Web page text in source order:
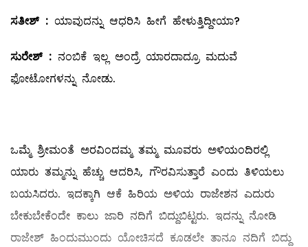
ಸತೀಶ್‌ : ಯಾವುದನ್ನು ಆಧರಿಸಿ ಹೀಗೆ ಹೇಳುತ್ತಿದ್ದೀಯಾ?
ಸುರೇಶ್‌ : ನಂಬಿಕೆ ಇಲ್ಲ ಅಂದ್ರೆ ಯಾರದಾದ್ರೂ ಮದುವೆ
ಫೋಟೋಗಳನ್ನು ನೋಡು.
ಒಮ್ಮೆ ಶ್ರೀಮಂತೆ ಅರವಿಂದಮ್ಮ ತಮ್ಮ ಮೂವರು ಅಳಿಯಂದಿರಲ್ಲಿ
ಯಾರು ತಮ್ಮನ್ನು ಹೆಚ್ಚು ಆದರಿಸಿ, ಗೌರವಿಸುತ್ತಾರೆ ಎಂದು ತಿಳಿಯಲು
ಬಯಸಿದರು. ಇದಕ್ಕಾಗಿ ಆಕೆ ಹಿರಿಯ ಅಳಿಯ ರಾಜೇಶನ ಎದುರು
ಬೇಕುಬೇಕೆಂದೇ ಕಾಲು ಜಾರಿ ನದಿಗೆ ಬಿದ್ದುಬಿಟ್ಟರು. ಇದನ್ನು ನೋಡಿ
ರಾಜೇಶ್‌ ಹಿಂದುಮುಂದು ಯೋಚಿಸದೆ ಕೂಡಲೇ ತಾನೂ ನದಿಗೆ ಬಿದ್ದು